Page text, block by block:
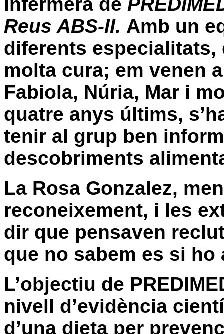
Infermera de
Reus ABS-II. Amb un
diferents especialitats,
molta cura; em venen
Fabiola, Núria, Mar i
quatre anys últims,
tenir al grup ben
descobriments
La Rosa Gonzalez,
reconeixement, i les
dir que pensaven
que no sabem es si ho
L’objectiu de
nivell d’evidència
d’una dieta per